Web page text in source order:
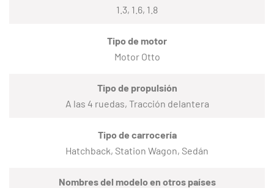
1.3, 1.6, 1.8
Tipo de motor
Motor Otto
Tipo de propulsión
A las 4 ruedas, Tracción delantera
Tipo de carrocería
Hatchback, Station Wagon, Sedán
Nombres del modelo en otros países